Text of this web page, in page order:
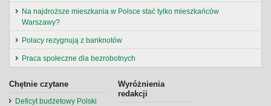
Na najdroższe mieszkania w Polsce stać tylko mieszkańców
Warszawy?
Polacy rezygnują z banknotów
Praca społeczne dla bezrobotnych
Chętnie czytane
Deficyt budżetowy Polski
Wyróżnienia
redakcji